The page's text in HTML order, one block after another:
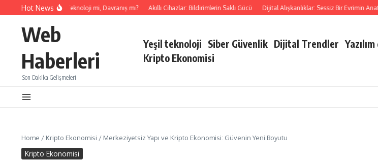
İçeriğe atlaHot News
Dijital Güvenlik: Teknoloji mi, Davranış mı? Akıllı Cihazlar: Bildirimlerin Saklı Gücü Dijital Alışkanlıklar: Sessiz Bir Evrimin
Web
Haberleri
Son Dakika Gelişmeleri
Yeşil teknoloji Siber Güvenlik Dijital Trendler
Kripto Ekonomisi
Home / Kripto Ekonomisi / Merkeziyetsiz Yapı ve Kripto Ekonomisi: Güvenin Yeni Boyutu
Kripto Ekonomisi